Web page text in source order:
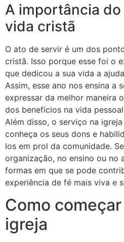
A importância
vida cristã
O ato de servir é um dos
cristã. Isso porque esse foi o
que dedicou a sua vida a
Assim, esse ano nos ensina a
expressar da melhor maneira
dos benefícios na vida
Além disso, o serviço na
conheça os seus dons e
los em prol da comunidade.
organização, no ensino ou no
formas em que se pode
experiência de fé mais viva e
Como
igreja